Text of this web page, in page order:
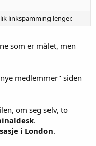
linkspamming lenger.
som er målet, men
medlemmer" siden
om seg selv, to
.
i London.